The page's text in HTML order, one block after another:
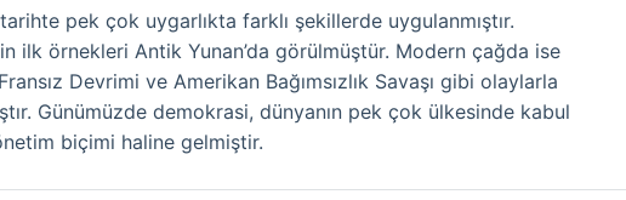
pek çok uygarlıkta farklı şekillerde uygulanmıştır.
ilk örnekleri Antik Yunan’da görülmüştür. Modern çağda ise
Devrimi ve Amerikan Bağımsızlık Savaşı gibi olaylarla
Günümüzde demokrasi, dünyanın pek çok ülkesinde kabul
biçimi haline gelmiştir.